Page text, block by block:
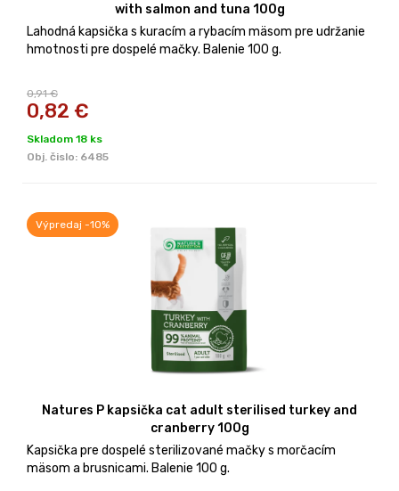
with salmon and tuna 100g
Lahodná kapsička s kuracím a rybacím mäsom pre udržanie
hmotnosti pre dospelé mačky. Balenie 100 g.
0,91 €
0,82 €
Skladom 18 ks
Obj. čislo: 6485
Výpredaj -10%
Natures P kapsička cat adult sterilised turkey and
cranberry 100g
Kapsička pre dospelé sterilizované mačky s morčacím
mäsom a brusnicami. Balenie 100 g.